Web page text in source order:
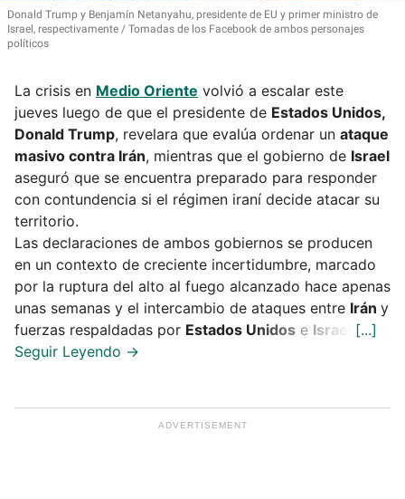
Donald Trump y Benjamín Netanyahu, presidente de EU y primer ministro de
Israel, respectivamente
Tomadas de los Facebook de ambos personajes
políticos
La crisis en Medio Oriente volvió a escalar este
jueves luego de que el presidente de Estados Unidos,
Donald Trump, revelara que evalúa ordenar un ataque
masivo contra Irán, mientras que el gobierno de Israel
aseguró que se encuentra preparado para responder
con contundencia si el régimen iraní decide atacar su
territorio.
Las declaraciones de ambos gobiernos se producen
en un contexto de creciente incertidumbre, marcado
por la ruptura del alto al fuego alcanzado hace apenas
unas semanas y el intercambio de ataques entre Irán y
fuerzas respaldadas por Estados Unidos e Israel